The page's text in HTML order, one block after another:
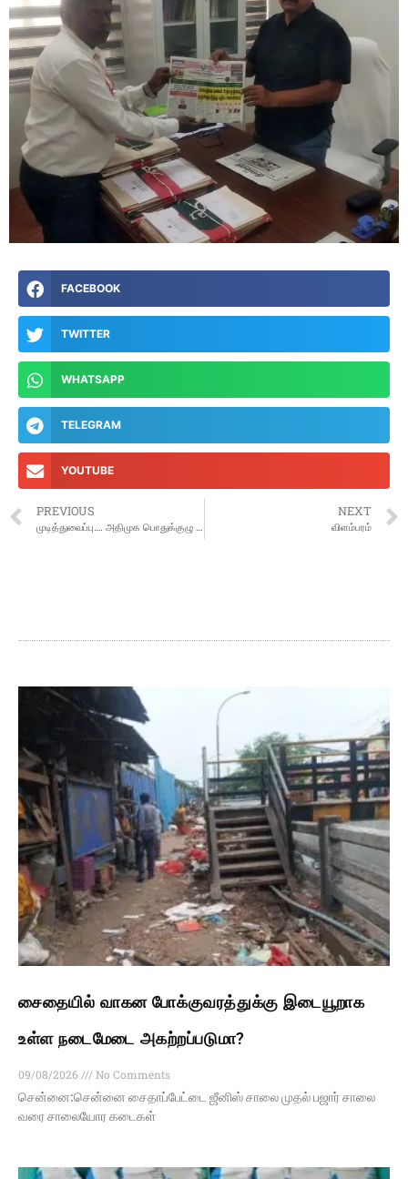
FACEBOOK
TWITTER
WHATSAPP
TELEGRAM
YOUTUBE
PREVIOUS
முடித்துவைப்பு…. அதிமுக பொதுக்குழு தீர்மானம் செல்லும்… நீதிமன்றம் அதிரடி… பொதுச் செயலாளராகிறார் எடப்பாடி பழனிசாமி
NEXT
விளம்பரம்
சைதையில் வாகன போக்குவரத்துக்கு இடையூறாக
உள்ள நடைமேடை அகற்றப்படுமா?
09/08/2026
No Comments
சென்னை:சென்னை சைதாப்பேட்டை ஜீனிஸ் சாலை முதல் பஜார் சாலை
வரை சாலையோர கடைகள்